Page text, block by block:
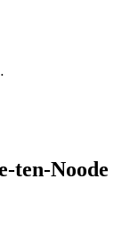
ten-Noode